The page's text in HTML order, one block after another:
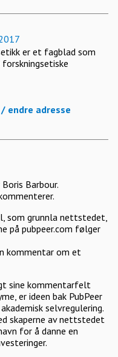
er et fagblad som
endre adresse
Barbour.
som grunnla nettstedet,
på pubpeer.com følger
kommentar om et
sine kommentarfelt
er ideen bak PubPeer
selvregulering.
skaperne av nettstedet
for å danne en